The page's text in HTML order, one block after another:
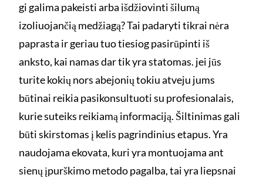
gi galima pakeisti arba išdžiovinti šilumą
izoliuojančią medžiagą? Tai padaryti tikrai nėra
paprasta ir geriau tuo tiesiog pasirūpinti iš
anksto, kai namas dar tik yra statomas. jei jūs
turite kokių nors abejonių tokiu atveju jums
būtinai reikia pasikonsultuoti su profesionalais,
kurie suteiks reikiamą informaciją. Šiltinimas gali
būti skirstomas į kelis pagrindinius etapus. Yra
naudojama ekovata, kuri yra montuojama ant
sienų įpurškimo metodo pagalba, tai yra liepsnai